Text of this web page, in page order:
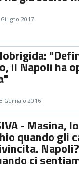
2017
il Napoli ha
Gennaio 2016
- Masina,
quando gli
ci